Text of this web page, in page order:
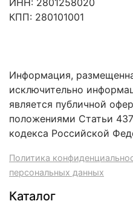
КПП: 280101001
Информация,
исключительно
является публичной
положениями Статьи
кодекса Российской
Политика
персональных данных
Каталог